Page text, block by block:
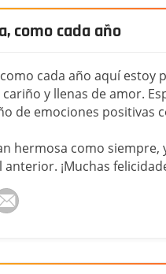
como cada año
cada año aquí estoy
y llenas de amor.
de emociones positivas
hermosa como siempre,
¡Muchas